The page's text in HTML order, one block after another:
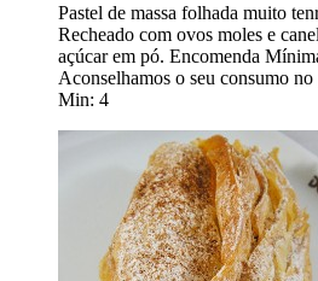
Pastel de massa folhada muito
Recheado com ovos moles e
açúcar em pó. Encomenda
Aconselhamos o seu consumo
Min: 4